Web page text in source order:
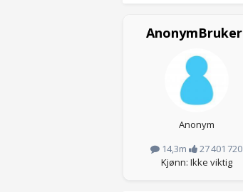
AnonymBruker
Anonym
14,3m
27 401 720
Kjønn: Ikke viktig